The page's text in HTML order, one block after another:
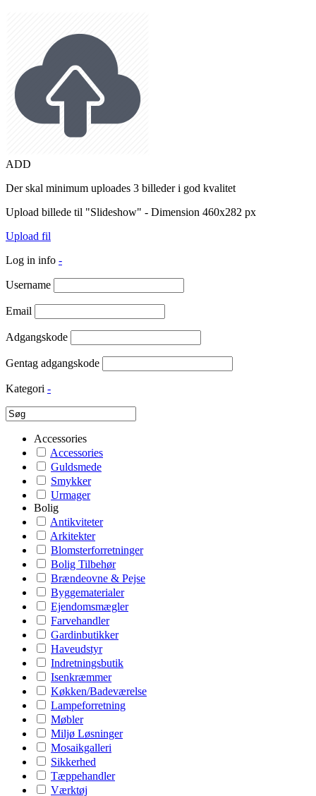
ADD
Der skal minimum uploades 3 billeder i god kvalitet
Upload billede til "Slideshow" - Dimension 460x282 px
Upload fil
Log in info -
Username
Email
Adgangskode
Gentag adgangskode
Kategori -
Accessories
Accessories
Guldsmede
Smykker
Urmager
Bolig
Antikviteter
Arkitekter
Blomsterforretninger
Bolig Tilbehør
Brændeovne & Pejse
Byggematerialer
Ejendomsmægler
Farvehandler
Gardinbutikker
Haveudstyr
Indretningsbutik
Isenkræmmer
Køkken/Badeværelse
Lampeforretning
Møbler
Miljø Løsninger
Mosaikgalleri
Sikkerhed
Tæppehandler
Værktøj